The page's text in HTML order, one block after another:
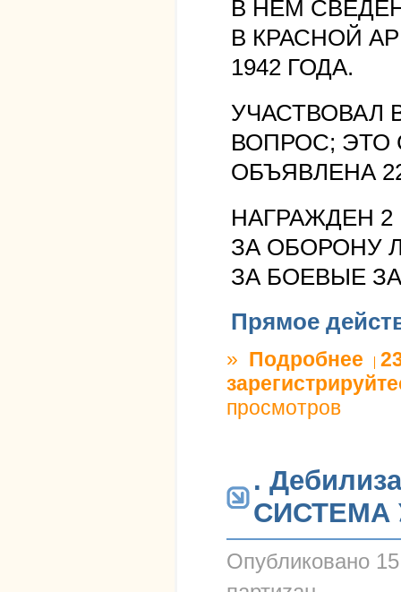
В НЕМ
В КРАСНОЙ
1942 ГОДА.
УЧАСТВОВАЛ
ВОПРОС; ЭТО
ОБЪЯВЛЕНА
НАГРАЖДЕН
ЗА ОБОРОНУ
ЗА БОЕВЫЕ
Прямое
» Подробнее о
просмотров
.
СИСТЕМА
Опубликовано